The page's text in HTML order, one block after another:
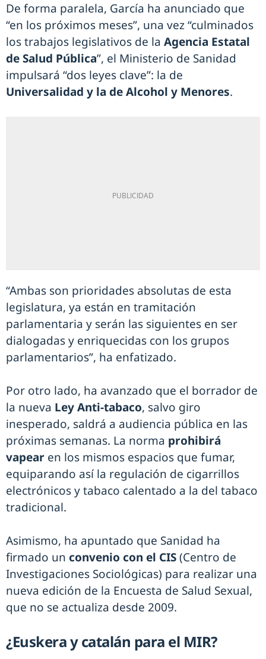
De forma paralela, García ha anunciado que
“en los próximos meses”, una vez “culminados
los trabajos legislativos de la Agencia Estatal
de Salud Pública”, el Ministerio de Sanidad
impulsará “dos leyes clave”: la de
Universalidad y la de Alcohol y Menores.
“Ambas son prioridades absolutas de esta
legislatura, ya están en tramitación
parlamentaria y serán las siguientes en ser
dialogadas y enriquecidas con los grupos
parlamentarios”, ha enfatizado.
Por otro lado, ha avanzado que el borrador de
la nueva Ley Anti-tabaco, salvo giro
inesperado, saldrá a audiencia pública en las
próximas semanas. La norma prohibirá
vapear en los mismos espacios que fumar,
equiparando así la regulación de cigarrillos
electrónicos y tabaco calentado a la del tabaco
tradicional.
Asimismo, ha apuntado que Sanidad ha
firmado un convenio con el CIS(Centro de
Investigaciones Sociológicas) para realizar una
nueva edición de la Encuesta de Salud Sexual,
que no se actualiza desde 2009.
¿Euskera y catalán para el MIR?